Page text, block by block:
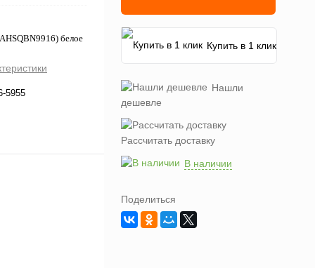
белое
5955
Купить в 1 клик
Нашли
дешевле
Рассчитать доставку
В наличии
Поделиться